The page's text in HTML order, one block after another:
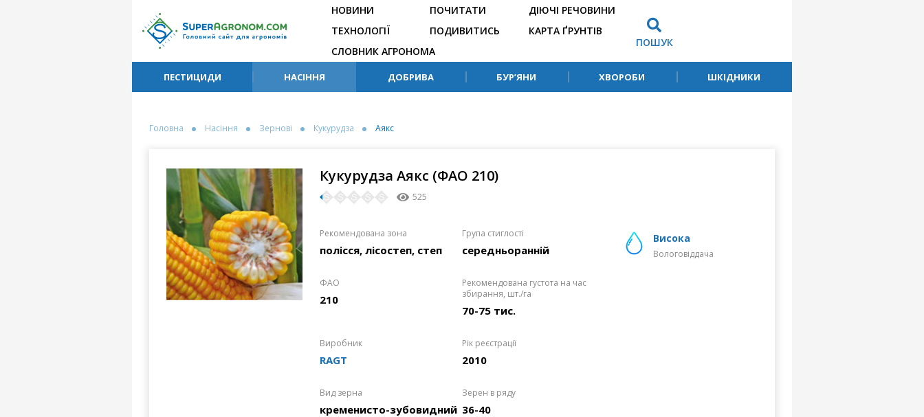
НОВИНИ
ТЕХНОЛОГІЇ
ПОЧИТАТИ
ПОДИВИТИСЬ
ДІЮЧІ РЕЧОВИНИ
КАРТА ҐРУНТІВ
СЛОВНИК АГРОНОМА
ПОШУК
ПЕСТИЦИДИ НАСІННЯ ДОБРИВА БУР’ЯНИ ХВОРОБИ ШКІДНИКИ
Головна Насіння Зернові Кукурудза Аякс
Кукурудза Аякс (ФАО 210)
525
Рекомендована зона
полісся, лісостеп, степ
Група стиглості
середньоранній
ФАО
210
Рекомендована густота на час
збирання, шт./га
70-75 тис.
Виробник
RAGT
Рік реєстрації
2010
Вид зерна
кременисто-зубовидний
Зерен в ряду
36-40
висока
Вологовіддача